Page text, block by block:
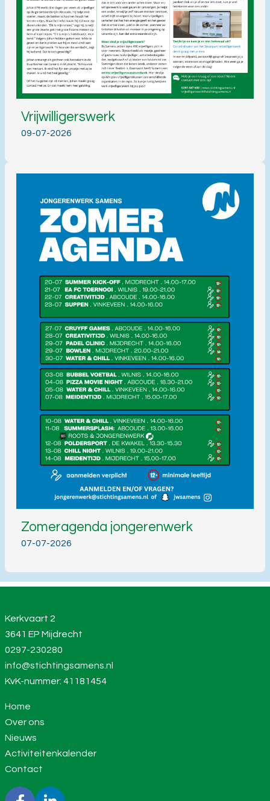
Vrijwilligerswerk
09-07-2026
Zomeragenda jongerenwerk
07-07-2026
Kerkvaart 2
3641 EP Mijdrecht
0297-230280
info@stichtingsamens.nl
KvK-nummer: 41181454
Home
Over ons
Nieuws
Activiteitenkalender
Contact